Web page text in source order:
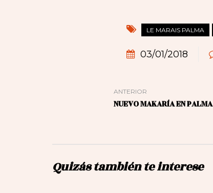
LE MARAIS PALMA
03/01/2018
ANTERIOR
NUEVO MAKARÍA EN PALMA
Quizás también te interese